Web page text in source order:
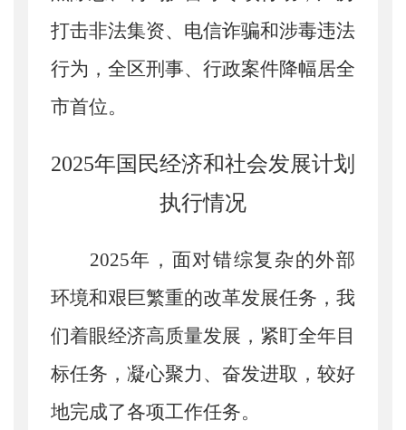
打击非法集资、电信诈骗和涉毒违法
行为，全区刑事、行政案件降幅居全
市首位。
2025年国民经济和社会发展计划
执行情况
2025年， 面对错综复杂的外部
环境和艰巨繁重的改革发展任务，我
们着眼经济高质量发展，紧盯全年目
标任务，凝心聚力、奋发进取，较好
地完成了各项工作任务。